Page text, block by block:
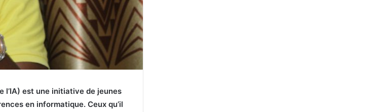
l’IA) est une initiative de jeunes
en informatique. Ceux qu’il